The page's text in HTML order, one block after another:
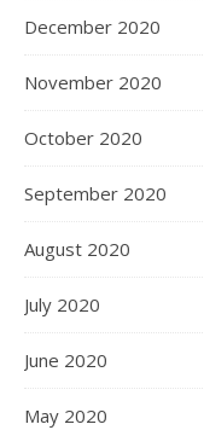
December 2020
November 2020
October 2020
September 2020
August 2020
July 2020
June 2020
May 2020